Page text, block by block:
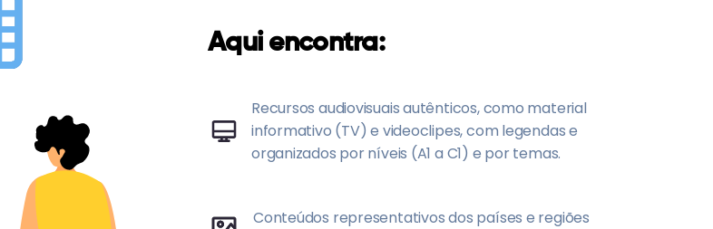
Aqui encontra:
Recursos audiovisuais autênticos, como material
informativo (TV) e videoclipes, com legendas e
organizados por níveis (A1 a C1) e por temas.
Conteúdos representativos dos países e regiões